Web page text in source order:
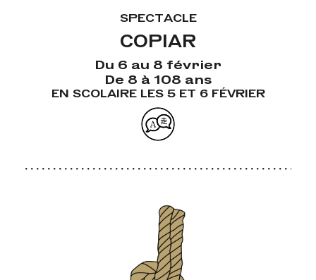
SPECTACLE
COPIAR
Du 6 au 8 février
De 8 à 108 ans
EN SCOLAIRE LES 5 ET 6 FÉVRIER